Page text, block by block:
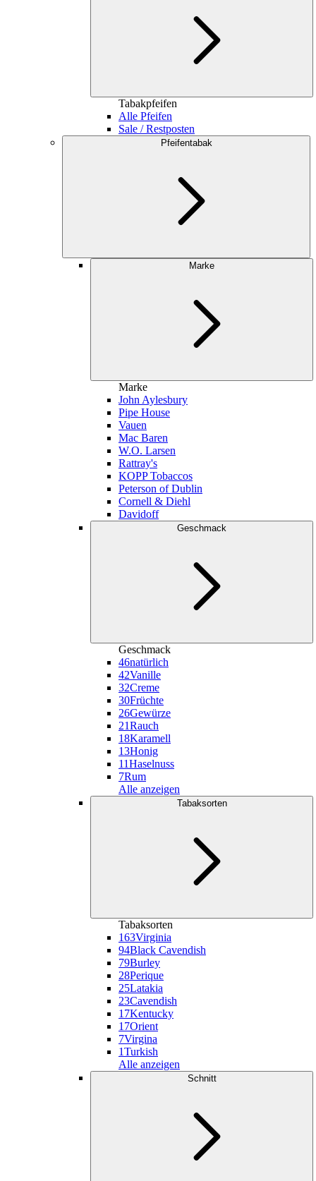
Tabakpfeifen
Alle Pfeifen
Sale / Restposten
Pfeifentabak
Marke
Marke
John Aylesbury
Pipe House
Vauen
Mac Baren
W.O. Larsen
Rattray's
KOPP Tobaccos
Peterson of Dublin
Cornell & Diehl
Davidoff
Geschmack
Geschmack
46natürlich
42Vanille
32Creme
30Früchte
26Gewürze
21Rauch
18Karamell
13Honig
11Haselnuss
7Rum
Alle anzeigen
Tabaksorten
Tabaksorten
163Virginia
94Black Cavendish
79Burley
28Perique
25Latakia
23Cavendish
17Kentucky
17Orient
7Virgina
1Turkish
Alle anzeigen
Schnitt